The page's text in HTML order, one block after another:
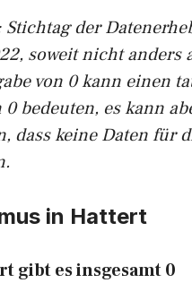
Stichtag der
soweit nicht anders
von 0 kann einen
0 bedeuten, es kann
dass keine Daten für
in Hattert
gibt es insgesamt 0